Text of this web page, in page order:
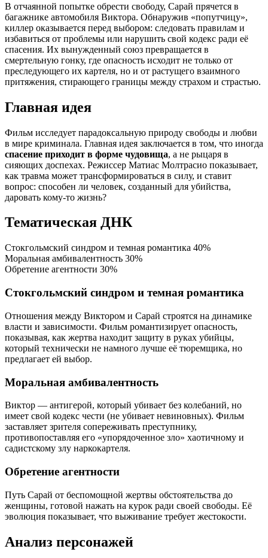
В отчаянной попытке обрести свободу, Сарай прячется в
багажнике автомобиля Виктора. Обнаружив «попутчицу»,
киллер оказывается перед выбором: следовать правилам и
избавиться от проблемы или нарушить свой кодекс ради её
спасения. Их вынужденный союз превращается в
смертельную гонку, где опасность исходит не только от
преследующего их картеля, но и от растущего взаимного
притяжения, стирающего границы между страхом и страстью.
Главная идея
Фильм исследует парадоксальную природу свободы и любви
в мире криминала. Главная идея заключается в том, что иногда
спасение приходит в форме чудовища, а не рыцаря в
сияющих доспехах. Режиссер Матиас Молтрасио показывает,
как травма может трансформироваться в силу, и ставит
вопрос: способен ли человек, созданный для убийства,
даровать кому-то жизнь?
Тематическая ДНК
Стокгольмский синдром и темная романтика 40%
Моральная амбивалентность 30%
Обретение агентности 30%
Стокгольмский синдром и темная романтика
Отношения между Виктором и Сарай строятся на динамике
власти и зависимости. Фильм романтизирует опасность,
показывая, как жертва находит защиту в руках убийцы,
который технически не намного лучше её тюремщика, но
предлагает ей выбор.
Моральная амбивалентность
Виктор — антигерой, который убивает без колебаний, но
имеет свой кодекс чести (не убивает невиновных). Фильм
заставляет зрителя сопереживать преступнику,
противопоставляя его «упорядоченное зло» хаотичному и
садистскому злу наркокартеля.
Обретение агентности
Путь Сарай от беспомощной жертвы обстоятельства до
женщины, готовой нажать на курок ради своей свободы. Её
эволюция показывает, что выживание требует жестокости.
Анализ персонажей